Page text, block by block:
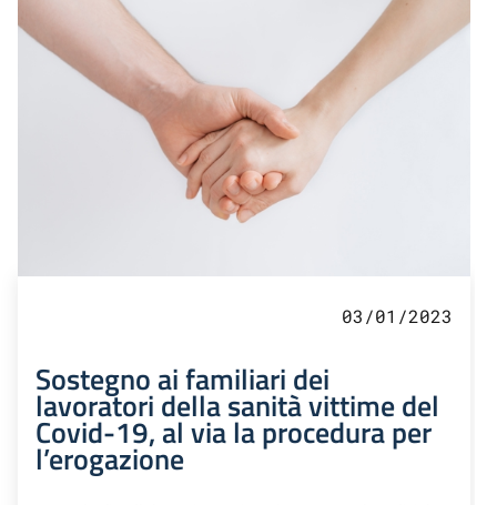
03/01/2023
Sostegno ai familiari dei
lavoratori della sanità vittime del
Covid-19, al via la procedura per
l’erogazione